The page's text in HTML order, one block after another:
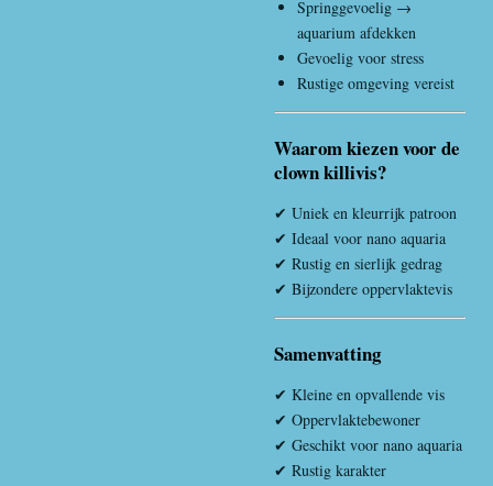
Springgevoelig →
aquarium afdekken
Gevoelig voor stress
Rustige omgeving vereist
Waarom kiezen voor de
clown killivis?
✔ Uniek en kleurrijk patroon
✔ Ideaal voor nano aquaria
✔ Rustig en sierlijk gedrag
✔ Bijzondere oppervlaktevis
Samenvatting
✔ Kleine en opvallende vis
✔ Oppervlaktebewoner
✔ Geschikt voor nano aquaria
✔ Rustig karakter